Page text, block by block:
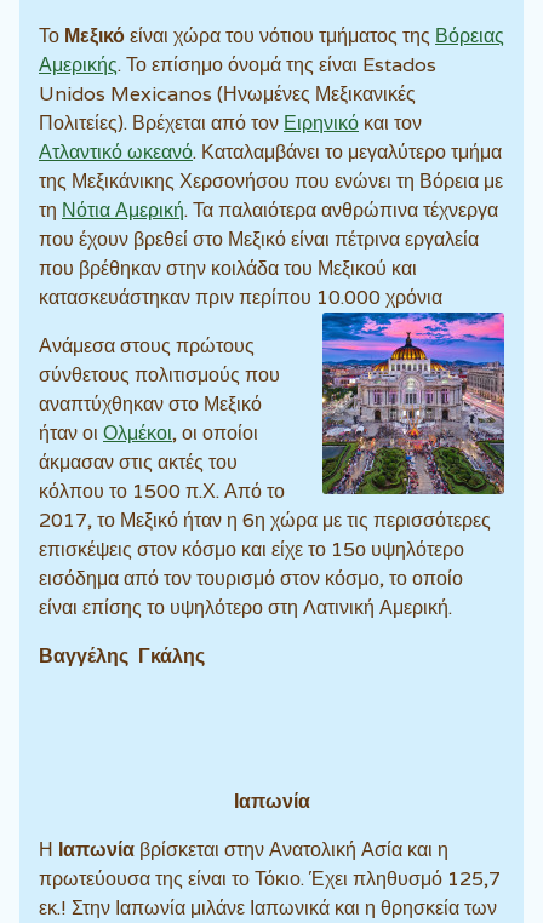
Το Μεξικόείναι χώρα του νότιου τμήματος της Βόρειας
Αμερικής. Το επίσημο όνομά της είναι Estados
Unidos Mexicanos (Ηνωμένες Μεξικανικές
Πολιτείες). Βρέχεται από τον Ειρηνικό και τον
Ατλαντικό ωκεανό. Καταλαμβάνει το μεγαλύτερο τμήμα
της Μεξικάνικης Χερσονήσου που ενώνει τη Βόρεια με
τη Νότια Αμερική. Τα παλαιότερα ανθρώπινα τέχνεργα
που έχουν βρεθεί στο Μεξικό είναι πέτρινα εργαλεία
που βρέθηκαν στην κοιλάδα του Μεξικού και
κατασκευάστηκαν πριν περίπου 10.000 χρόνια
Ανάμεσα στους πρώτους
σύνθετους πολιτισμούς που
αναπτύχθηκαν στο Μεξικό
ήταν οι Ολμέκοι, οι οποίοι
άκμασαν στις ακτές του
κόλπου το 1500 π.Χ. Από το
2017, το Μεξικό ήταν η 6η χώρα με τις περισσότερες
επισκέψεις στον κόσμο και είχε το 15ο υψηλότερο
εισόδημα από τον τουρισμό στον κόσμο, το οποίο
είναι επίσης το υψηλότερο στη Λατινική Αμερική.
Βαγγέλης Γκάλης
Ιαπωνία
Η Ιαπωνία βρίσκεται στην Ανατολική Ασία και η
πρωτεύουσα της είναι το Τόκιο. Έχει πληθυσμό 125,7
εκ.! Στην Ιαπωνία μιλάνε Ιαπωνικά και η θρησκεία των